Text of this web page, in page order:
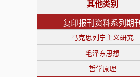
其他类别
复印报刊资料系列期刊
马克思列宁主义研究
毛泽东思想
哲学原理